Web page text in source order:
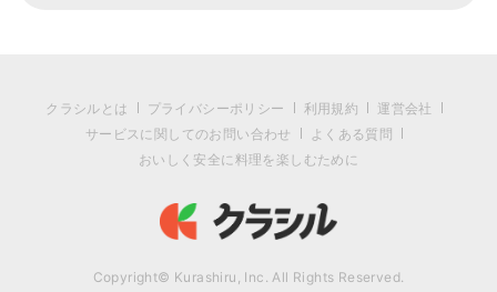
クラシルとは プライバシーポリシー 利用規約
運営会社
サービスに関してのお問い合わせ
よくある質問
おいしく安全に料理を楽しむために
Copyright© Kurashiru, Inc. All Rights Reserved.